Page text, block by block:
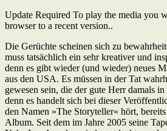
Update Required To play the media you
browser to a recent version..
Die Gerüchte scheinen sich zu
muss tatsächlich ein sehr kreativer und
denn es gibt wieder (und wieder) neues
aus den USA. Es müssen in der Tat
gewesen sein, die der gute Herr damals
denn es handelt sich bei dieser
den Namen »The Storyteller« hört,
Album. Seit dem im Jahre 2005 seine